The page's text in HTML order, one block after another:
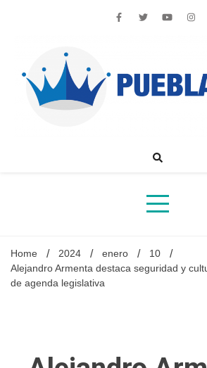
Noticias de actualidad de Puebla, México y
Home 2024 enero
10
Alejandro Armenta destaca seguridad y
de agenda legislativa